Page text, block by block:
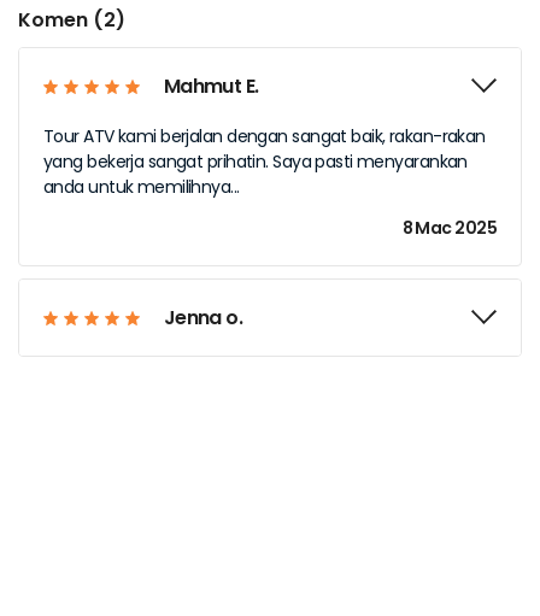
Komen (2)
Mahmut E.
Tour ATV kami berjalan dengan sangat baik, rakan-rakan
yang bekerja sangat prihatin. Saya pasti menyarankan
anda untuk memilihnya...
8 Mac 2025
Jenna o.